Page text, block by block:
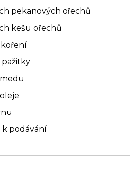
pekanových ořechů
kešu ořechů
koření
pažitky
k podávání